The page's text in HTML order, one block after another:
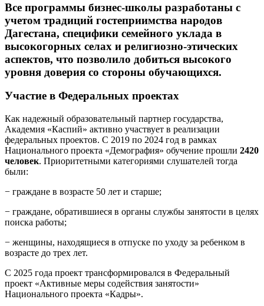
Все программы бизнес-школы разработаны с
учетом традиций гостеприимства народов
Дагестана, специфики семейного уклада в
высокогорных селах и религиозно-этических
аспектов, что позволило добиться высокого
уровня доверия со стороны обучающихся.
Участие в Федеральных проектах
Как надежный образовательный партнер государства,
Академия «Каспий» активно участвует в реализации
федеральных проектов. С 2019 по 2024 год в рамках
Национального проекта «Демография» обучение прошли 2420
человек. Приоритетными категориями слушателей тогда
были:
− граждане в возрасте 50 лет и старше;
− граждане, обратившиеся в органы службы занятости в целях
поиска работы;
− женщины, находящиеся в отпуске по уходу за ребенком в
возрасте до трех лет.
С 2025 года проект трансформировался в Федеральный
проект «Активные меры содействия занятости»
Национального проекта «Кадры».